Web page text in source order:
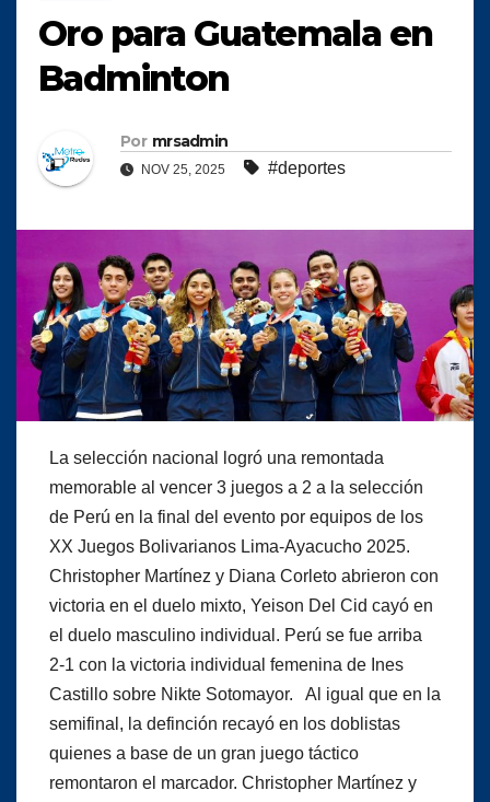
Oro para Guatemala en
Badminton
Por mrsadmin
NOV 25, 2025 #deportes
La selección nacional logró una remontada
memorable al vencer 3 juegos a 2 a la selección
de Perú en la final del evento por equipos de los
XX Juegos Bolivarianos Lima-Ayacucho 2025.
Christopher Martínez y Diana Corleto abrieron con
victoria en el duelo mixto, Yeison Del Cid cayó en
el duelo masculino individual. Perú se fue arriba
2-1 con la victoria individual femenina de Ines
Castillo sobre Nikte Sotomayor. Al igual que en la
semifinal, la definción recayó en los doblistas
quienes a base de un gran juego táctico
remontaron el marcador. Christopher Martínez y